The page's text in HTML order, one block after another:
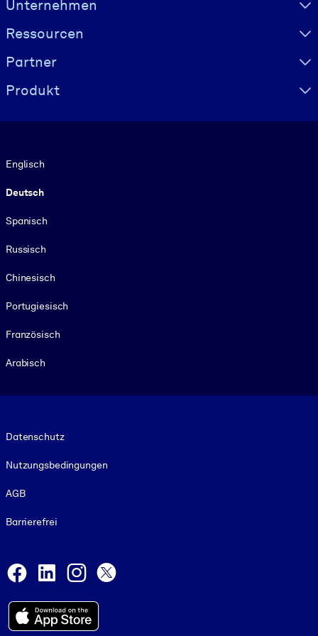
Unternehmen
Ressourcen
Partner
Produkt
Englisch
Deutsch
Spanisch
Russisch
Chinesisch
Portugiesisch
Französisch
Arabisch
Datenschutz
Nutzungsbedingungen
AGB
Barrierefrei
Facebook
LinkedInInstagram